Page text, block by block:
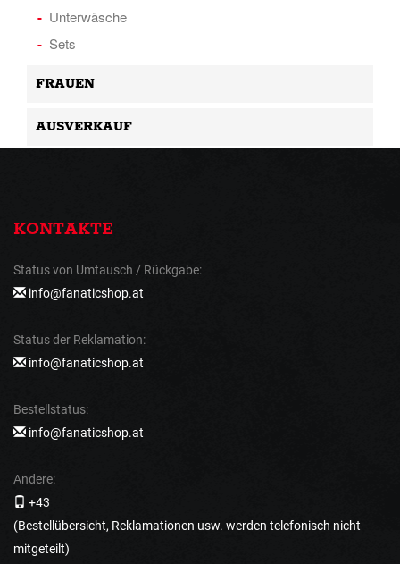
Unterwäsche
Sets
FRAUEN
AUSVERKAUF
KONTAKTE
Status von Umtausch / Rückgabe:
info@fanaticshop.at
Status der Reklamation:
info@fanaticshop.at
Bestellstatus:
info@fanaticshop.at
Andere:
+43
(Bestellübersicht, Reklamationen usw. werden telefonisch nicht
mitgeteilt)